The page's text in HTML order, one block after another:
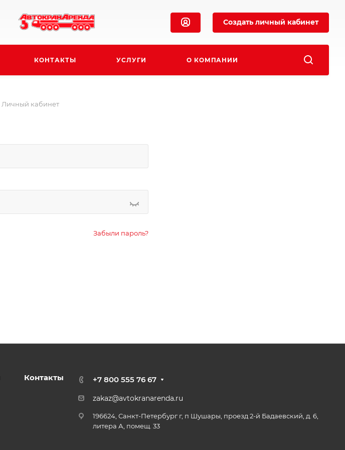
Создать личный кабинет
КОНТАКТЫ УСЛУГИ О КОМПАНИИ
Личный кабинет
Забыли пароль?
Контакты +7 800 555 76 67
zakaz@avtokranarenda.ru
196624, Санкт-Петербург г, п Шушары, проезд 2-й Бадаевский, д. 6,
литера А, помещ. 33